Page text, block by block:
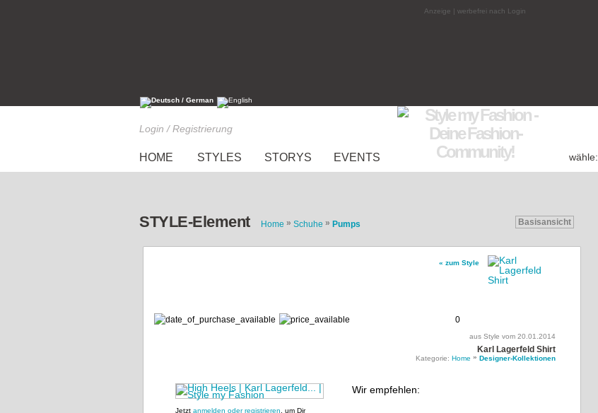
Anzeige | werbefrei nach Login
Login / Registrierung
HOME STYLES STORYS EVENTS wähle:
STYLE-Element Home » Schuhe » Pumps Basisansicht
« zum Style
0
aus Style vom 20.01.2014
Karl Lagerfeld Shirt
Kategorie: Home » Designer-Kollektionen
Jetzt anmelden oder registrieren , um Dir
Wir empfehlen: